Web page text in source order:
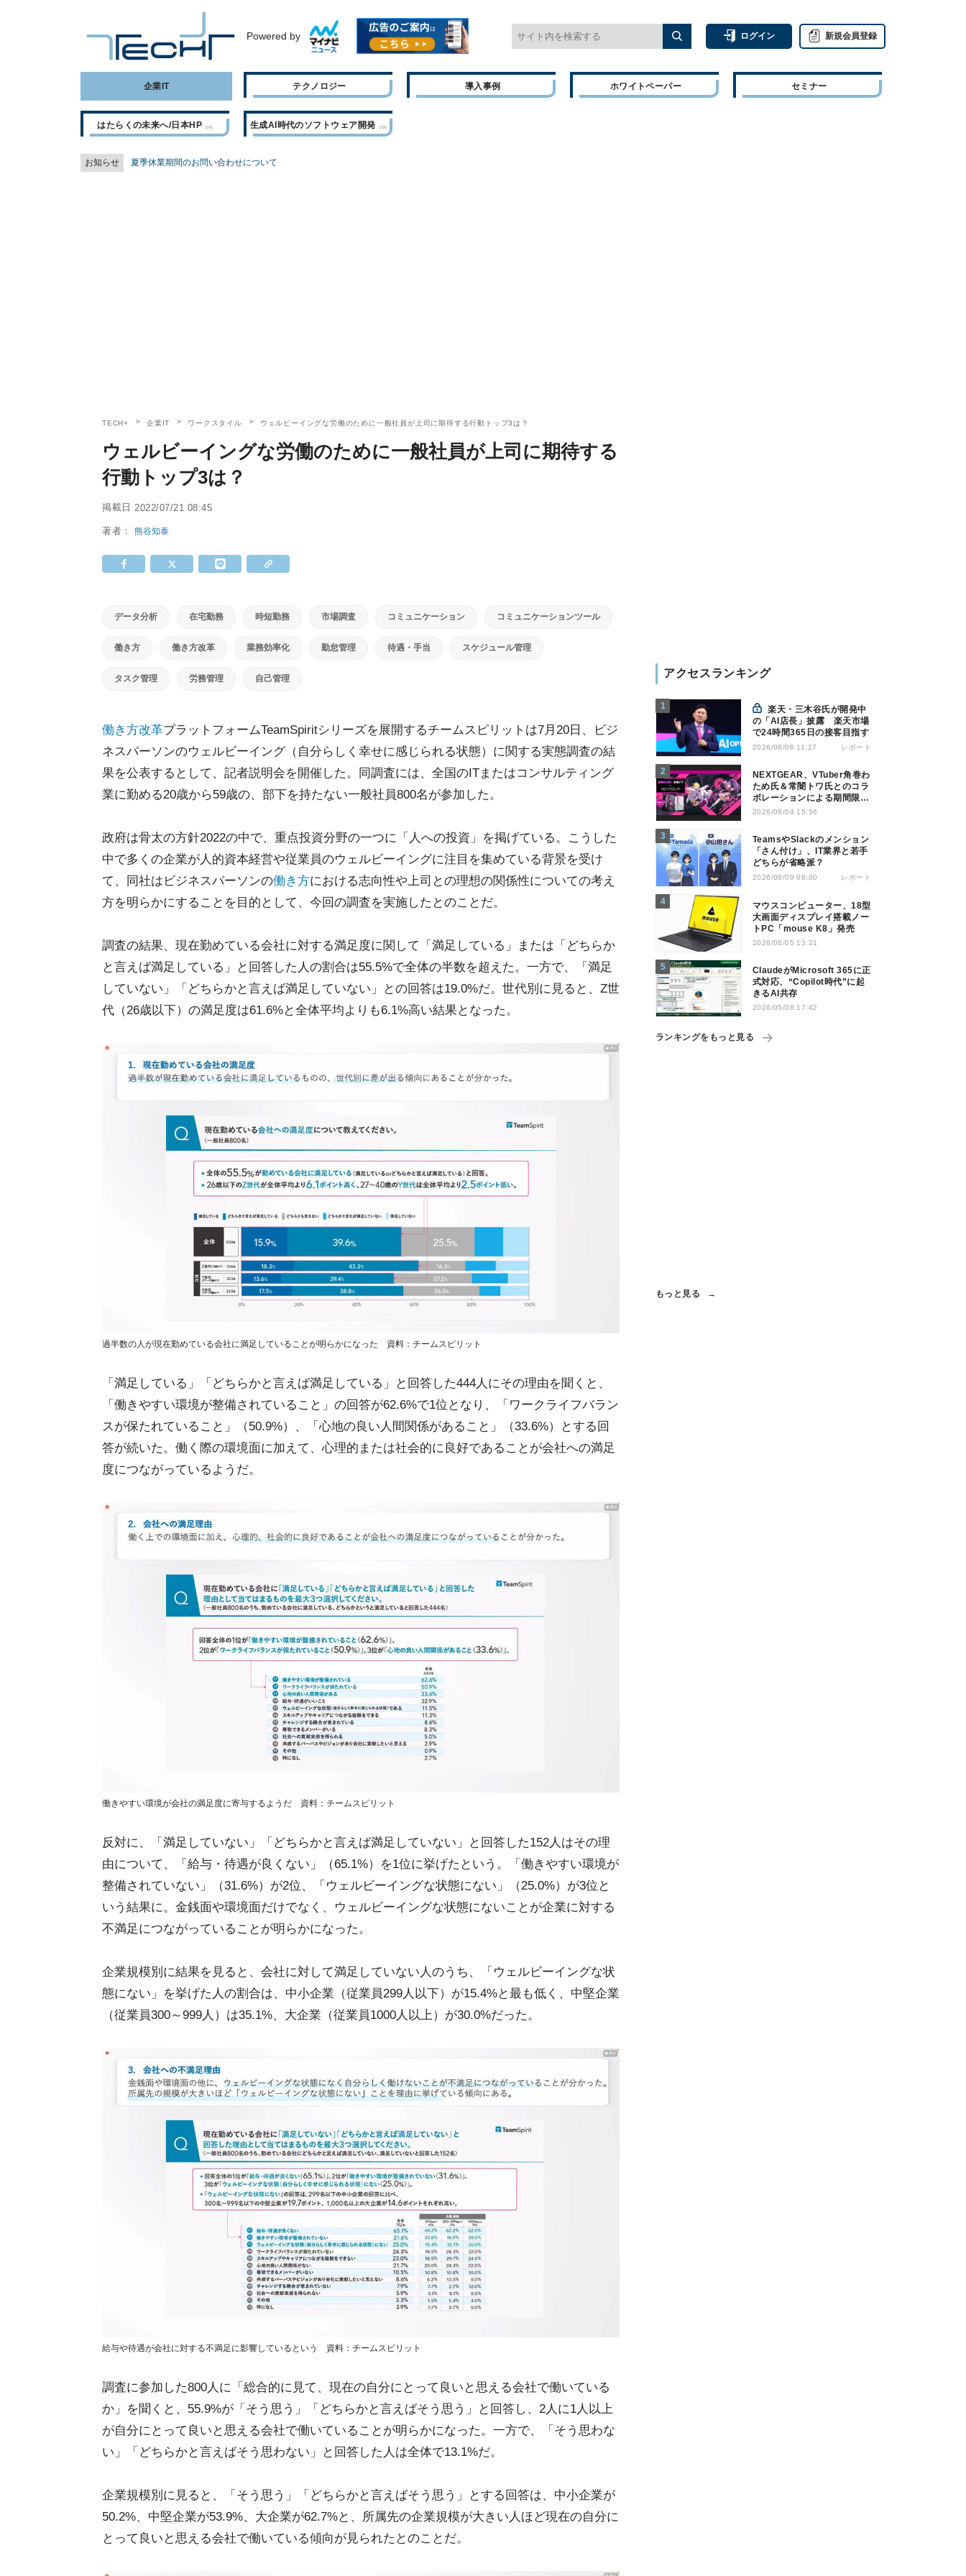
Powered by ログイン 新規会員登録
企業IT テクノロジー 導入事例 ホワイトペーパー セミナー
はたらくの未来へ/日本HP 生成AI時代のソフトウェア開発
お知らせ 夏季休業期間のお問い合わせについて
TECH+ 企業IT ワークスタイル ウェルビーイングな労働のために一般社員が上司に期待する行動トップ3は？
ウェルビーイングな労働のために一般社員が上司に期待する
行動トップ3は？
掲載日 2022/07/21 08:45
著者：熊谷知泰
データ分析 在宅勤務 時短勤務 市場調査 コミュニケーション コミュニケーションツール
働き方 働き方改革 業務効率化 勤怠管理 待遇・手当 スケジュール管理
タスク管理 労務管理 自己管理
働き方改革プラットフォームTeamSpiritシリーズを展開するチームスピリットは7月20日、ビジ
ネスパーソンのウェルビーイング（自分らしく幸せに感じられる状態）に関する実態調査の結
果を公表するとして、記者説明会を開催した。同調査には、全国のITまたはコンサルティング
業に勤める20歳から59歳の、部下を持たない一般社員800名が参加した。
政府は骨太の方針2022の中で、重点投資分野の一つに「人への投資」を掲げている。こうした
中で多くの企業が人的資本経営や従業員のウェルビーイングに注目を集めている背景を受け
て、同社はビジネスパーソンの働き方における志向性や上司との理想の関係性についての考え
方を明らかにすることを目的として、今回の調査を実施したとのことだ。
調査の結果、現在勤めている会社に対する満足度に関して「満足している」または「どちらか
と言えば満足している」と回答した人の割合は55.5%で全体の半数を超えた。一方で、「満足
していない」「どちらかと言えば満足していない」との回答は19.0%だ。世代別に見ると、Z世
代（26歳以下）の満足度は61.6%と全体平均よりも6.1%高い結果となった。
過半数の人が現在勤めている会社に満足していることが明らかになった 資料：チームスピリット
「満足している」「どちらかと言えば満足している」と回答した444人にその理由を聞くと、
「働きやすい環境が整備されていること」の回答が62.6%で1位となり、「ワークライフバラン
スが保たれていること」（50.9%）、「心地の良い人間関係があること」（33.6%）とする回
答が続いた。働く際の環境面に加えて、心理的または社会的に良好であることが会社への満足
度につながっているようだ。
働きやすい環境が会社の満足度に寄与するようだ 資料：チームスピリット
反対に、「満足していない」「どちらかと言えば満足していない」と回答した152人はその理
由について、「給与・待遇が良くない」（65.1%）を1位に挙げたという。「働きやすい環境が
整備されていない」（31.6%）が2位、「ウェルビーイングな状態にない」（25.0%）が3位と
いう結果に。金銭面や環境面だけでなく、ウェルビーイングな状態にないことが企業に対する
不満足につながっていることが明らかになった。
企業規模別に結果を見ると、会社に対して満足していない人のうち、「ウェルビーイングな状
態にない」を挙げた人の割合は、中小企業（従業員299人以下）が15.4%と最も低く、中堅企業
（従業員300～999人）は35.1%、大企業（従業員1000人以上）が30.0%だった。
給与や待遇が会社に対する不満足に影響しているという 資料：チームスピリット
調査に参加した800人に「総合的に見て、現在の自分にとって良いと思える会社で働いている
か」を聞くと、55.9%が「そう思う」「どちらかと言えばそう思う」と回答し、2人に1人以上
が自分にとって良いと思える会社で働いていることが明らかになった。一方で、「そう思わな
い」「どちらかと言えばそう思わない」と回答した人は全体で13.1%だ。
企業規模別に見ると、「そう思う」「どちらかと言えばそう思う」とする回答は、中小企業が
50.2%、中堅企業が53.9%、大企業が62.7%と、所属先の企業規模が大きい人ほど現在の自分に
とって良いと思える会社で働いている傾向が見られたとのことだ。
アクセスランキング
楽天・三木谷氏が開発中
の「AI店長」披露 楽天市場
で24時間365日の接客目指す
2026/08/06 11:17 レポート
NEXTGEAR、VTuber角巻わ
ため氏＆常闇トワ氏とのコラ
ボレーションによる期間限定
モデル
2026/08/04 15:56
TeamsやSlackのメンション
「さん付け」、IT業界と若手
どちらが省略派？
2026/06/09 08:00 レポート
マウスコンピューター、18型
大画面ディスプレイ搭載ノー
トPC「mouse K8」発売
2026/08/05 13:21
ClaudeがMicrosoft 365に正
式対応、“Copilot時代”に起
きるAI共存
2026/05/08 17:42
ランキングをもっと見る
もっと見る